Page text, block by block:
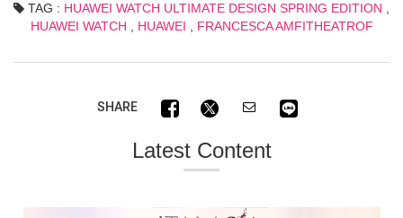
TAG : HUAWEI WATCH ULTIMATE DESIGN SPRING EDITION ,
HUAWEI WATCH , HUAWEI , FRANCESCA AMFITHEATROF
SHARE
Latest Content